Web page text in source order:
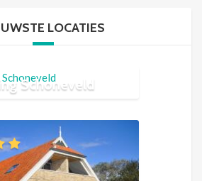
LOCATIES
Schoneveld